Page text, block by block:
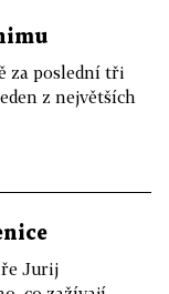
za poslední tři
z největších
Jurij